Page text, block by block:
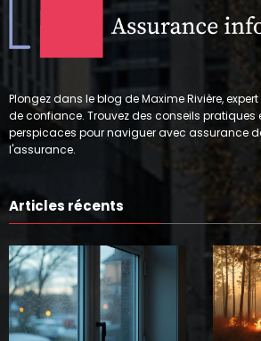
Plongez dans le blog de Maxime Rivière,
de confiance. Trouvez des conseils pratiques
perspicaces pour naviguer avec assurance
l'assurance.
Articles récents